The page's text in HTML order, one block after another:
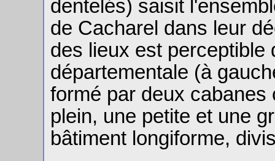
dentelés) saisit
de Cacharel dans leur
des lieux est perceptible
départementale (à
formé par deux
plein, une petite et une
bâtiment longiforme,